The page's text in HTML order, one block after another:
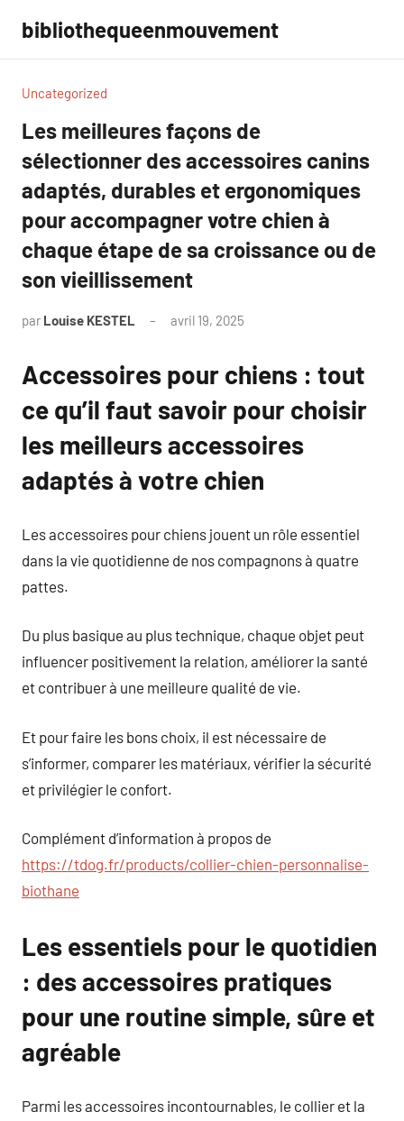
contenu
bibliothequeenmouvement
Uncategorized
Les meilleures façons de
sélectionner des accessoires canins
adaptés, durables et ergonomiques
pour accompagner votre chien à
chaque étape de sa croissance ou de
son vieillissement
par Louise KESTEL avril 19, 2025
Accessoires pour chiens : tout
ce qu’il faut savoir pour choisir
les meilleurs accessoires
adaptés à votre chien
Les accessoires pour chiens jouent un rôle essentiel
dans la vie quotidienne de nos compagnons à quatre
pattes.
Du plus basique au plus technique, chaque objet peut
influencer positivement la relation, améliorer la santé
et contribuer à une meilleure qualité de vie.
Et pour faire les bons choix, il est nécessaire de
s’informer, comparer les matériaux, vérifier la sécurité
et privilégier le confort.
Complément d’information à propos de
https://tdog.fr/products/collier-chien-personnalise-
biothane
Les essentiels pour le quotidien
: des accessoires pratiques
pour une routine simple, sûre et
agréable
Parmi les accessoires incontournables, le collier et la